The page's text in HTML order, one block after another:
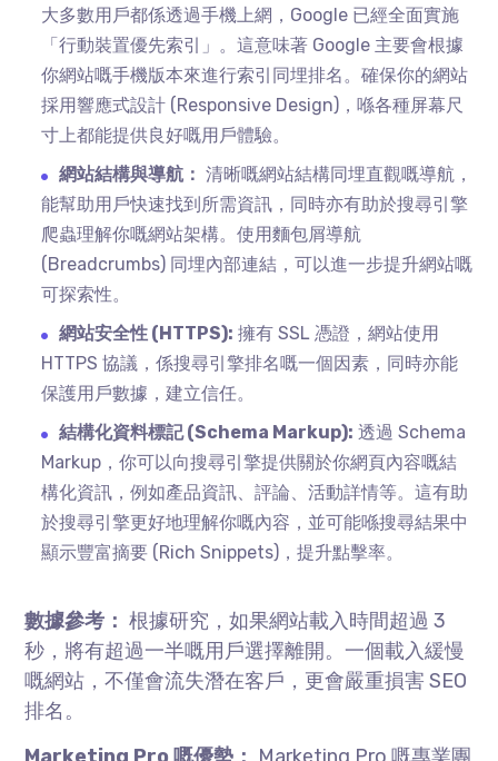
大多數用戶都係透過手機上網，Google 已經全面實施
「行動裝置優先索引」。這意味著 Google 主要會根據
你網站嘅手機版本來進行索引同埋排名。確保你的網站
採用響應式設計 (Responsive Design)，喺各種屏幕尺
寸上都能提供良好嘅用戶體驗。
網站結構與導航： 清晰嘅網站結構同埋直觀嘅導航，
能幫助用戶快速找到所需資訊，同時亦有助於搜尋引擎
爬蟲理解你嘅網站架構。使用麵包屑導航
(Breadcrumbs) 同埋內部連結，可以進一步提升網站嘅
可探索性。
網站安全性 (HTTPS): 擁有 SSL 憑證，網站使用
HTTPS 協議，係搜尋引擎排名嘅一個因素，同時亦能
保護用戶數據，建立信任。
結構化資料標記 (Schema Markup): 透過 Schema
Markup，你可以向搜尋引擎提供關於你網頁內容嘅結
構化資訊，例如產品資訊、評論、活動詳情等。這有助
於搜尋引擎更好地理解你嘅內容，並可能喺搜尋結果中
顯示豐富摘要 (Rich Snippets)，提升點擊率。
數據參考： 根據研究，如果網站載入時間超過 3
秒，將有超過一半嘅用戶選擇離開。一個載入緩慢
嘅網站，不僅會流失潛在客戶，更會嚴重損害 SEO
排名。